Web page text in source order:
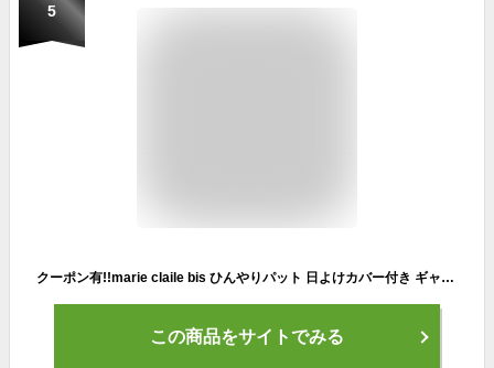
5
クーポン有!!marie claile bis ひんやりパット 日よけカバー付き ギャザーハット[UVカット]S〜Lサイズ 小さいサイズ 紫外線遮蔽率90%以上 洗濯機洗い 涼しい あご紐 紫外線対策 UV加工 ネックカバー つば広 レディース 女性 春夏秋 マリクレール 242-058204 メール便送料無料
この商品をサイトでみる